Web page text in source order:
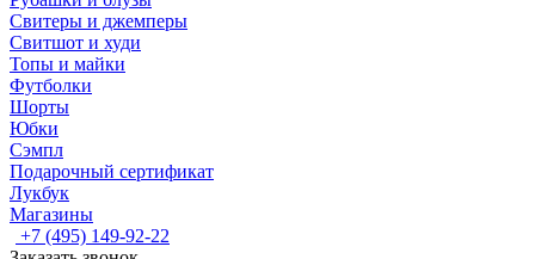
Свитеры и джемперы
Свитшот и худи
Топы и майки
Футболки
Шорты
Юбки
Сэмпл
Подарочный сертификат
Лукбук
Магазины
+7 (495) 149-92-22